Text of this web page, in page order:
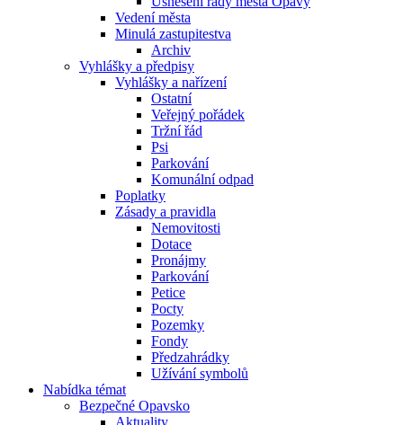
Vedení města
Minulá zastupitestva
Archiv
Vyhlášky a předpisy
Vyhlášky a nařízení
Ostatní
Veřejný pořádek
Tržní řád
Psi
Parkování
Komunální odpad
Poplatky
Zásady a pravidla
Nemovitosti
Dotace
Pronájmy
Parkování
Petice
Pocty
Pozemky
Fondy
Předzahrádky
Užívání symbolů
Nabídka témat
Bezpečné Opavsko